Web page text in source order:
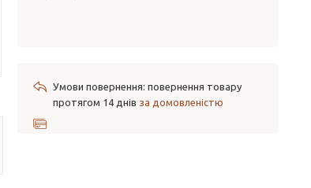
повернення товару
протягом 14 днів за домовленістю